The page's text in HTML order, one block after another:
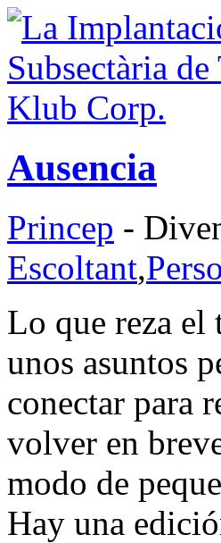
Ausencia
Princep -
Escoltant,
Lo que reza el
unos asuntos
conectar para
volver en
modo de
Hay una